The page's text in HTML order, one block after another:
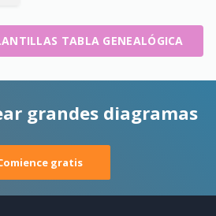
TABLA GENEALÓGICA
grandes diagramas
gratis